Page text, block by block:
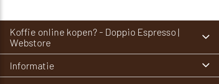
Koffie online kopen? - Doppio Espresso |
Webstore
Informatie